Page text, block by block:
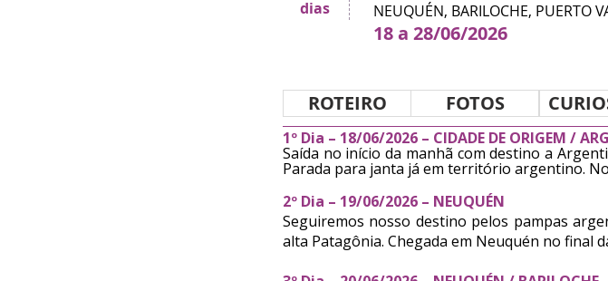
dias NEUQUÉN, BARILOCHE, PUERTO
18a 28/06/2026
ROTEIRO FOTOS
1º Dia – 18/06/2026 – CIDADE DE ORIGEM /
Saída no início da manhã com destino a
Parada para janta já em território argentino.
2º Dia – 19/06/2026 – NEUQUÉN
Seguiremos nosso destino pelos pampas
alta Patagônia. Chegada em Neuquén no final